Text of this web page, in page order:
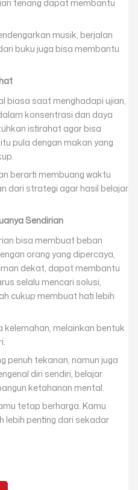
tenang dapat membantu
musik, berjalan
buku juga bisa membantu
biasa saat menghadapi ujian,
konsentrasi dan daya
istirahat agar bisa
pula dengan makan yang
berarti membuang waktu
dari strategi agar hasil belajar
Sendirian
bisa membuat beban
orang yang dipercaya,
dekat, dapat membantu
selalu mencari solusi,
cukup membuat hati lebih
melainkan bentuk
penuh tekanan, namun juga
diri sendiri, belajar
ketahanan mental.
tetap berharga. Kamu
lebih penting dari sekadar